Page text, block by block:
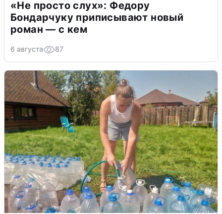
«Не просто слух»: Федору
Бондарчуку приписывают новый
роман — с кем
6 августа 87